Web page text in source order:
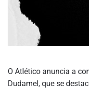
O Atlético anuncia a
Dudamel, que se